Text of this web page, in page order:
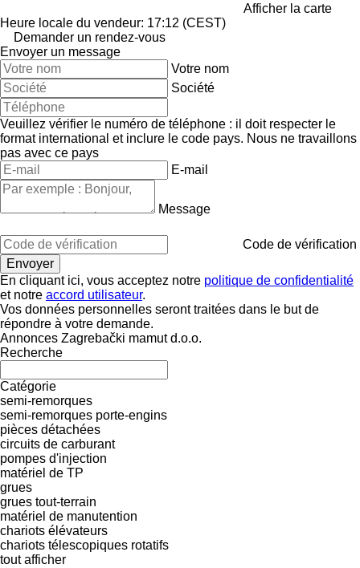
Afficher la carte
Heure locale du vendeur: 17:12 (CEST)
Demander un rendez-vous
Envoyer un message
Votre nom
Société
Veuillez vérifier le numéro de téléphone : il doit respecter le
format international et inclure le code pays. Nous ne travaillons
pas avec ce pays
E-mail
Message
Code de vérification
En cliquant ici, vous acceptez notre politique de confidentialité
et notre accord utilisateur.
Vos données personnelles seront traitées dans le but de
répondre à votre demande.
Annonces Zagrebački mamut d.o.o.
Recherche
Catégorie
semi-remorques
semi-remorques porte-engins
pièces détachées
circuits de carburant
pompes d'injection
matériel de TP
grues
grues tout-terrain
matériel de manutention
chariots élévateurs
chariots télescopiques rotatifs
tout afficher